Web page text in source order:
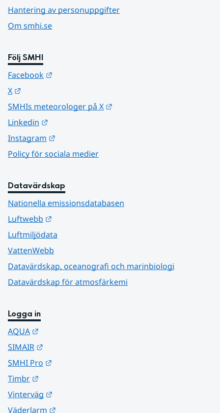
Hantering av personuppgifter
Om smhi.se
Följ SMHI
Facebook
X
SMHIs meteorologer på X
Linkedin
Instagram
Policy för sociala medier
Datavärdskap
Nationella emissionsdatabasen
Luftwebb
Luftmiljödata
VattenWebb
Datavärdskap, oceanografi och marinbiologi
Datavärdskap för atmosfärkemi
Logga in
AQUA
SIMAIR
SMHI Pro
Timbr
Vinterväg
Väderlarm